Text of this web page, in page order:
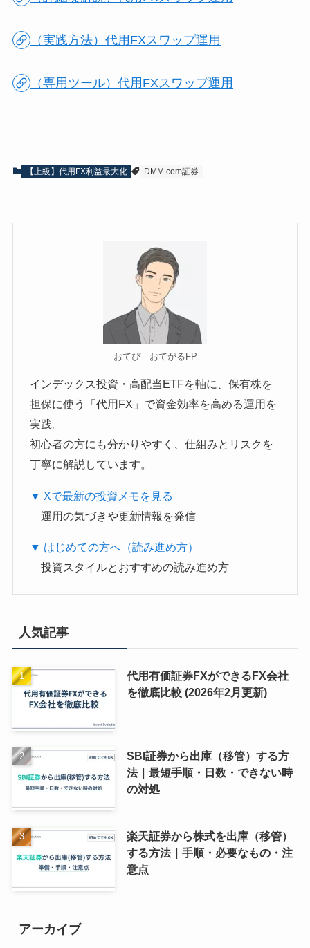
（実践方法）代用FXスワップ運用
（専用ツール）代用FXスワップ運用
【上級】代用FX利益最大化 DMM.com証券
おてぴ｜おてがるFP
インデックス投資・高配当ETFを軸に、保有株を
担保に使う「代用FX」で資金効率を高める運用を
実践。
初心者の方にも分かりやすく、仕組みとリスクを
丁寧に解説しています。
▼ Xで最新の投資メモを見る
運用の気づきや更新情報を発信
▼ はじめての方へ（読み進め方）
投資スタイルとおすすめの読み進め方
人気記事
代用有価証券FXができるFX会社
を徹底比較 (2026年2月更新)
SBI証券から出庫（移管）する方
法｜最短手順・日数・できない時
の対処
楽天証券から株式を出庫（移管）
する方法｜手順・必要なもの・注
意点
アーカイブ